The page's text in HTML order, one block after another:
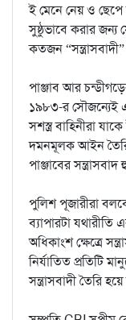
ই মেনে নেয় ও
সুষ্ঠুভাবে করার
কতজন
পাঞ্জাব আর
১৯৮৩-র সৌজন্যেই
সশস্ত্র বাহিনীরা
দমনমূলক আইন
পাঞ্জাবের
পুলিশ পূজারীরা
ব্যাপারটা
অধিকাংশ ক্ষেত্রে
নির্যাতিত প্রতিটি
সন্ত্রাসবাদী তৈরি